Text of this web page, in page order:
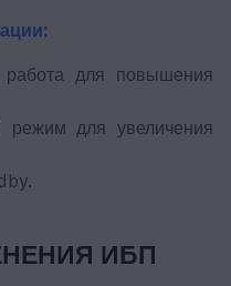
работа для повышения
режим для увеличения
ИБП